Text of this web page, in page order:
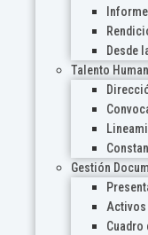
Desde
Talento
Gestión
Activos
Cuadro